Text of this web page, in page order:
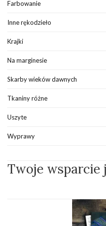
Farbowanie
Inne rękodzieło
Krajki
Na marginesie
Skarby wieków dawnych
Tkaniny różne
Uszyte
Wyprawy
Twoje wsparcie